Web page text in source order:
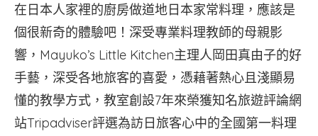
在日本人家裡的廚房做道地日本家常料理，應該是
個很新奇的體驗吧！深受專業料理教師的母親影
響，Mayuko’s Little Kitchen主理人岡田真由子的好
手藝，深受各地旅客的喜愛，憑藉著熱心且淺顯易
懂的教學方式，教室創設7年來榮獲知名旅遊評論網
站Tripadviser評選為訪日旅客心中的全國第一料理